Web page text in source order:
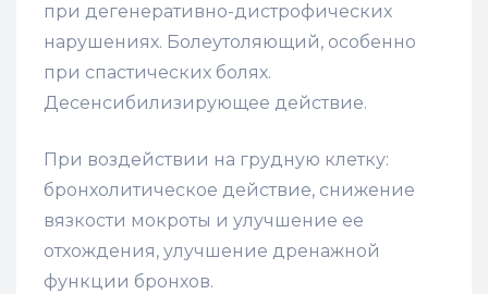
при дегенеративно-дистрофических
нарушениях. Болеутоляющий, особенно
при спастических болях.
Десенсибилизирующее действие.
При воздействии на грудную клетку:
бронхолитическое действие, снижение
вязкости мокроты и улучшение ее
отхождения, улучшение дренажной
функции бронхов.